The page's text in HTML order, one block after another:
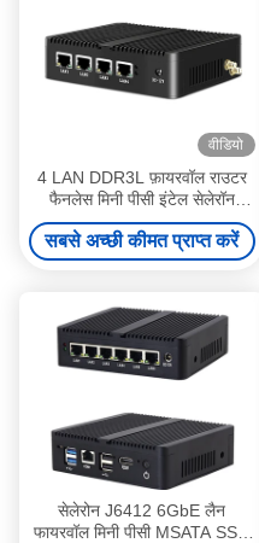
वीडियो
4 LAN DDR3L फ़ायरवॉल राउटर
फैनलेस मिनी पीसी इंटेल सेलेरॉन
सीरीज J1900
सबसे अच्छी कीमत प्राप्त करें
सेलेरोन J6412 6GbE लैन
फायरवॉल मिनी पीसी MSATA SSD